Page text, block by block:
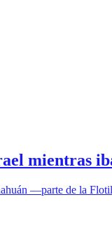
mientras
—parte de la